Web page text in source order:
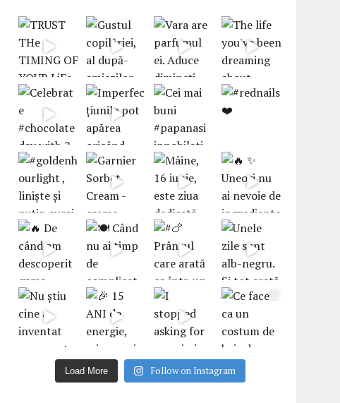
Load More Follow on Instagram